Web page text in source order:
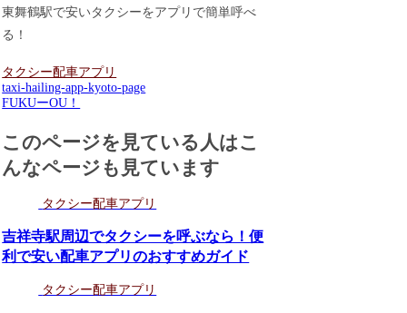
東舞鶴駅で安いタクシーをアプリで簡単呼べ
る！
タクシー配車アプリ
taxi-hailing-app-kyoto-page
FUKUーOU！
このページを見ている人はこ
んなページも見ています
タクシー配車アプリ
吉祥寺駅周辺でタクシーを呼ぶなら！便
利で安い配車アプリのおすすめガイド
タクシー配車アプリ